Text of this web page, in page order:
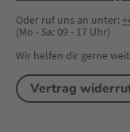
Oder ruf uns an unter:
(Mo - Sa: 09 - 17 Uhr)
Wir helfen dir gerne
Vertrag